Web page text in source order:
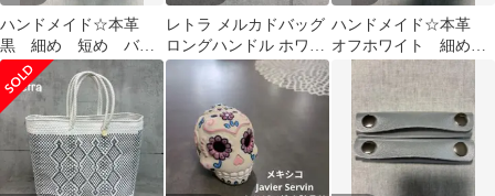
ハンドメイド☆本革
黒 細め 短め バッ
グハンドル ハンドル
カバー
レトラ メルカドバッグ
ロングハンドル ホワイ
トXS
ハンドメイド☆本革
オフホワイト 細めバ
ッグハンドル ハンド
ルカバー